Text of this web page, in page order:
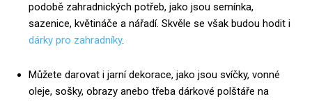
podobě zahradnických potřeb, jako jsou semínka,
sazenice, květináče a nářadí. Skvěle se však budou hodit i
dárky pro zahradníky.
Můžete darovat i jarní dekorace, jako jsou svíčky, vonné
oleje, sošky, obrazy anebo třeba dárkové polštáře na